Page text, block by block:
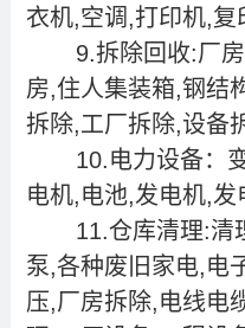
衣机,空调,打印机,复
9.拆除回收:厂
房,住人集装箱,钢结
拆除,工厂拆除,设备
10.电力设备：
电机,电池,发电机,发
11.仓库清理:清
泵,各种废旧家电,电
压,厂房拆除,电线电